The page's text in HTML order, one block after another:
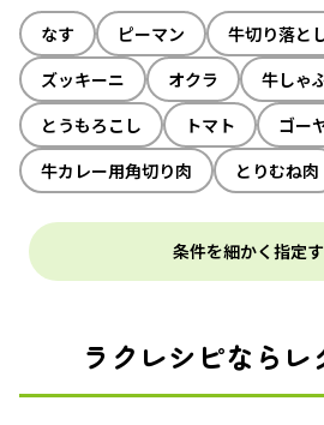
なす ピーマン 牛切り落と
ズッキーニ
オクラ
牛しゃ
とうもろこし
トマト ゴー
牛カレー用角切り肉
とりむね肉
条件を細かく指定
ラクレシピなら